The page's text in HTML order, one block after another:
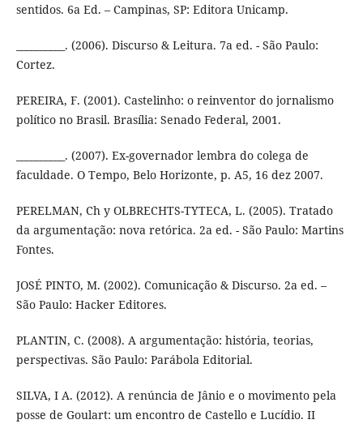
sentidos. 6a Ed. – Campinas, SP: Editora Unicamp.
__________. (2006). Discurso & Leitura. 7a ed. - São Paulo:
Cortez.
PEREIRA, F. (2001). Castelinho: o reinventor do jornalismo
político no Brasil. Brasília: Senado Federal, 2001.
__________. (2007). Ex-governador lembra do colega de
faculdade. O Tempo, Belo Horizonte, p. A5, 16 dez 2007.
PERELMAN, Ch y OLBRECHTS-TYTECA, L. (2005). Tratado
da argumentação: nova retórica. 2a ed. - São Paulo: Martins
Fontes.
JOSÉ PINTO, M. (2002). Comunicação & Discurso. 2a ed. –
São Paulo: Hacker Editores.
PLANTIN, C. (2008). A argumentação: história, teorias,
perspectivas. São Paulo: Parábola Editorial.
SILVA, I A. (2012). A renúncia de Jânio e o movimento pela
posse de Goulart: um encontro de Castello e Lucídio. II